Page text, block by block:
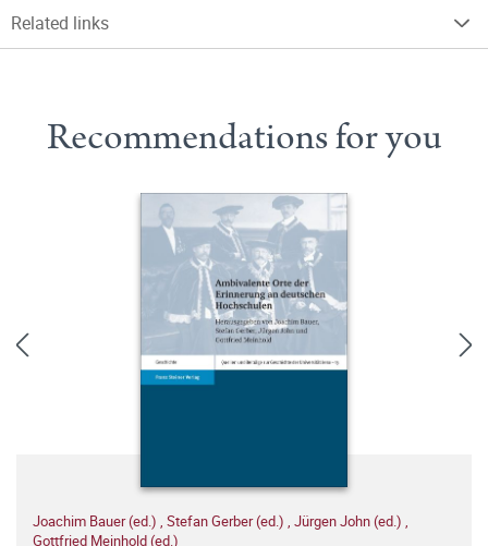
Related links
Recommendations for you
Joachim Bauer (ed.) , Stefan Gerber (ed.) , Jürgen John (ed.) ,
Gottfried Meinhold (ed.)